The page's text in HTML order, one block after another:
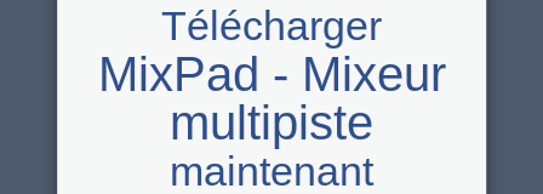
Télécharger
MixPad - Mixeur
multipiste
maintenant